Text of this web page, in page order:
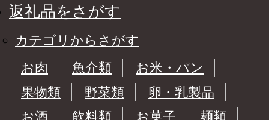
返礼品をさがす
カテゴリからさがす
お肉
魚介類
お米・パン
果物類
野菜類
卵・乳製品
お酒
飲料類 お菓子
麺類